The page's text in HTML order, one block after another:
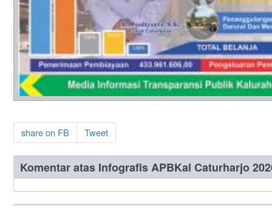
share on FB Tweet
Komentar atas Infografis APBKal Caturharjo